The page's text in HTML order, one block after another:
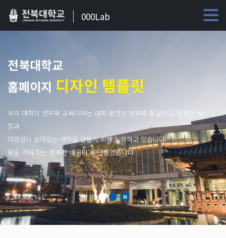
000Lab
전북대학교
홈페이지 디자인 템플릿
우리 대학이 연구와 교육이라는 대학 본연의 임무에 충실하고, 질적인 성
장과
다양성이 살아있는 대학을 만들기 위해 노력하고 있습니다.
꿈을 키워가는 '행복한 배움터'로 만들겠습니다.